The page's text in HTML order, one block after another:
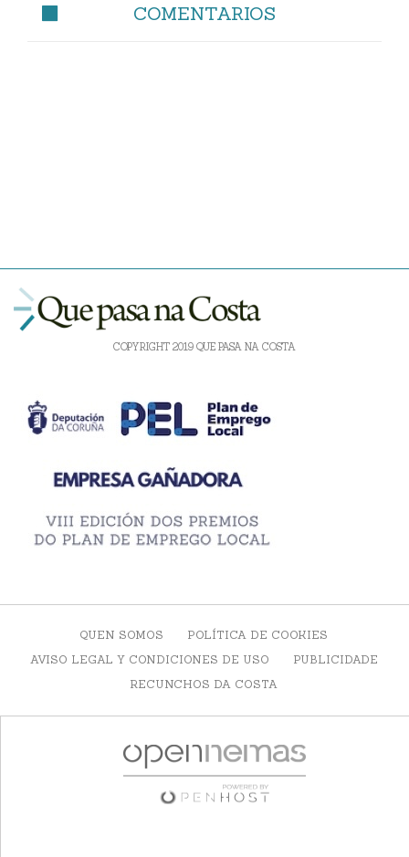
COMENTARIOS
COPYRIGHT 2019 QUE PASA NA COSTA
QUEN SOMOS
POLÍTICA DE COOKIES
AVISO LEGAL Y CONDICIONES DE USO
PUBLICIDADE
RECUNCHOS DA COSTA